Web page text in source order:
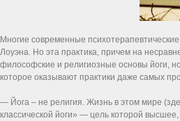
Многие современные
Лоуэна. Но эта практика, причем на
философские и религиозные основы йоги,
которое оказывают практики даже самых
— Йога – не религия. Жизнь в этом мире
классической йоги» — цель которой